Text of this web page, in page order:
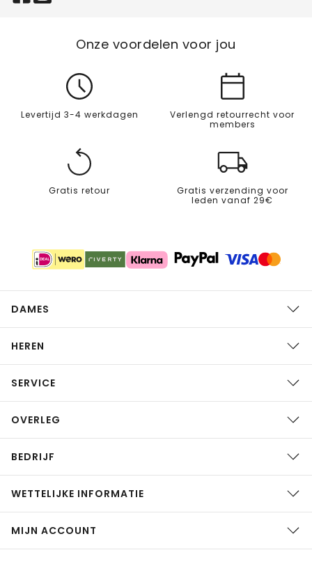
Onze voordelen voor jou
Levertijd 3-4 werkdagen
Verlengd retourrecht voor
members
Gratis retour
Gratis verzending voor
leden vanaf 29€
DAMES
HEREN
SERVICE
OVERLEG
BEDRIJF
WETTELIJKE INFORMATIE
MIJN ACCOUNT